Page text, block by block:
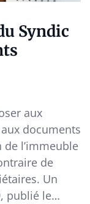
Syndic
aux
documents
l’immeuble
de
Un
publié le…